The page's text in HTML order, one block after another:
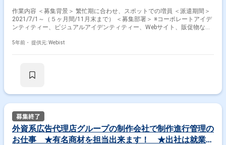
作業内容 ＜募集背景＞ 繁忙期に合わせ、スポットでの増員 ＜派遣期間＞
2021/7/1～（５ヶ月間/11月末まで） ＜募集部署＞ ※コーポレートアイデ
ンティティー、ビジュアルアイデンティティー、Webサイト、販促物など
握し組み込むことで、企業価値の向上に効果的なアウトプットを制作する
トレーター×2人
5年前・ 提供元: Webist
外資系広告代理店グループの制作会社で制作進行管理の
お仕事 ★有名商材を担当出来ます！ ★出社は就業開